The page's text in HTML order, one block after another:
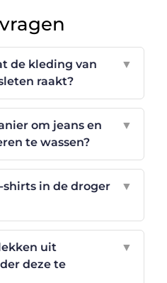
de kleding van
raakt?
▼
om jeans en
te wassen?
▼
in de droger
▼
uit
deze te
▼